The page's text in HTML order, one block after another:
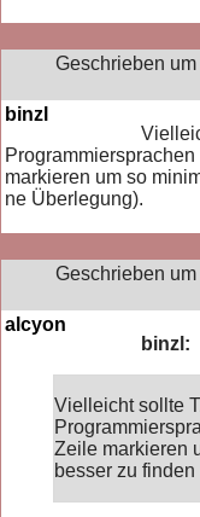
Geschrieben um
binzl
markieren um so
ne Überlegung).
Geschrieben um
alcyon
binzl:
Vielleicht sollte
Zeile markieren
besser zu